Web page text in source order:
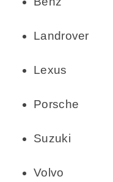
Landrover
Lexus
Porsche
Suzuki
Volvo